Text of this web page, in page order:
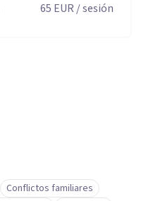
65 EUR / sesión
Conflictos familiares